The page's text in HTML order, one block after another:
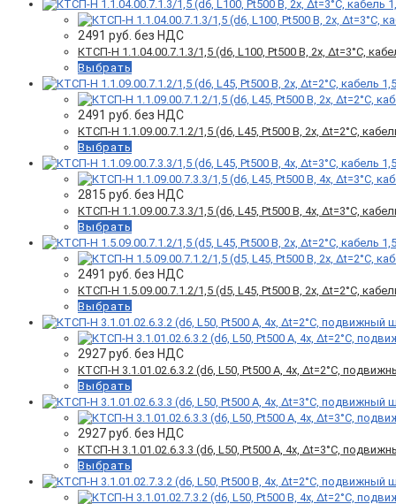
2491 руб. без НДС
КТСП-Н 1.1.04.00.7.1.3/1,5 (d6, L100, Pt500 B, 2х, Δt=3°C,
Выбрать
2491 руб. без НДС
КТСП-Н 1.1.09.00.7.1.2/1,5 (d6, L45, Pt500 B, 2х, Δt=2°C,
Выбрать
2815 руб. без НДС
КТСП-Н 1.1.09.00.7.3.3/1,5 (d6, L45, Pt500 B, 4х, Δt=3°C,
Выбрать
2491 руб. без НДС
КТСП-Н 1.5.09.00.7.1.2/1,5 (d5, L45, Pt500 B, 2х, Δt=2°C,
Выбрать
2927руб. без НДС
КТСП-Н 3.1.01.02.6.3.2 (d6, L50, Pt500 A, 4х, Δt=2°C,
Выбрать
2927руб. без НДС
КТСП-Н 3.1.01.02.6.3.3 (d6, L50, Pt500 A, 4х, Δt=3°C,
Выбрать